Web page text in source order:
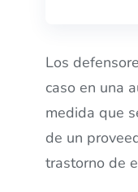
Los
caso en una
medida que
de un
trastorno de